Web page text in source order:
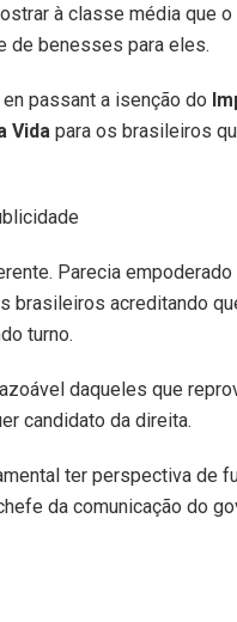
à classe média que
de benesses para eles.
passant a isenção do
Vida para os brasileiros
Parecia
brasileiros acreditando
turno.
daqueles que
candidato da direita.
ter perspectiva de
da comunicação do